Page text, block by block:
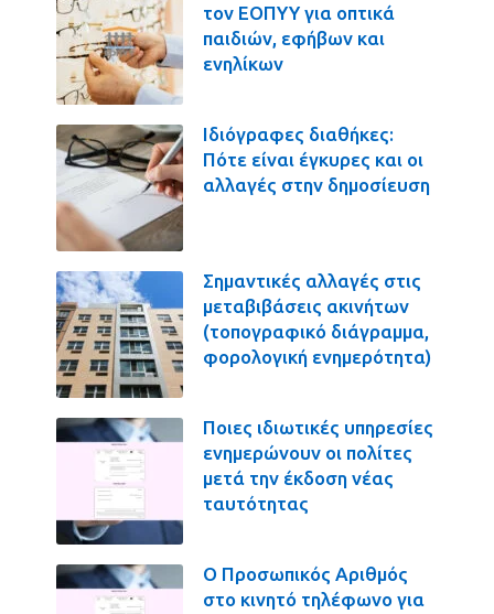
τον ΕΟΠΥΥ για οπτικά
παιδιών, εφήβων και
ενηλίκων
Ιδιόγραφες διαθήκες:
Πότε είναι έγκυρες και οι
αλλαγές στην δημοσίευση
Σημαντικές αλλαγές στις
μεταβιβάσεις ακινήτων
(τοπογραφικό διάγραμμα,
φορολογική ενημερότητα)
Ποιες ιδιωτικές υπηρεσίες
ενημερώνουν οι πολίτες
μετά την έκδοση νέας
ταυτότητας
Ο Προσωπικός Αριθμός
στο κινητό τηλέφωνο για